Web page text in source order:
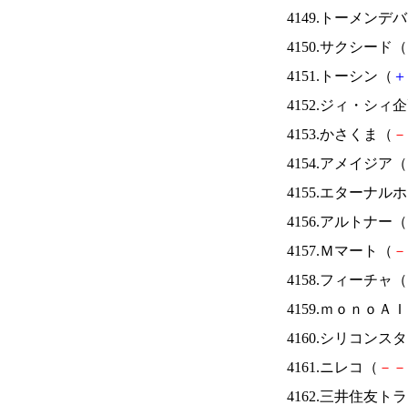
4149.トーメンデ
4150.サクシード（
4151.トーシン（ ＋
4152.ジィ・シィ
4153.かさくま（ －
4154.アメイジア（
4155.エターナル
4156.アルトナー（
4157.Ｍマート（ －
4158.フィーチャ（
4159.ｍｏｎｏＡ
4160.シリコンス
4161.ニレコ（ － －
4162.三井住友ト